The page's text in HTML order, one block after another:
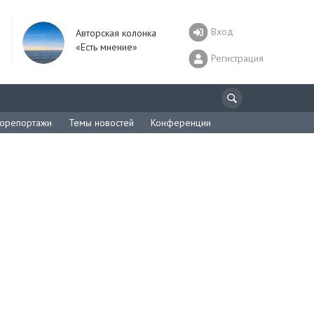
Авторская колонка
«Есть мнение»
Вход
Регистрация
Темы новостей Конференции